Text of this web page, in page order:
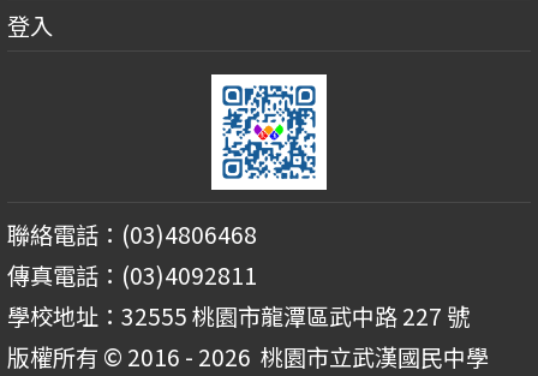
登入
聯絡電話：(03)4806468
傳真電話：(03)4092811
學校地址：32555 桃園市龍潭區武中路 227 號
版權所有 © 2016 - 2026 桃園市立武漢國民中學